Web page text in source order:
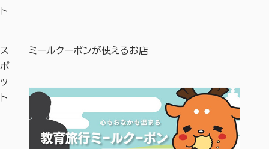
ト
ス
ポ
ッ
ト
ミールクーポンが使えるお店